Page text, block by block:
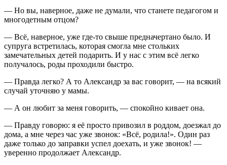
— Но вы, наверное, даже не думали, что станете педагогом и
многодетным отцом?
— Всё, наверное, уже где-то свыше предначертано было. И
супруга встретилась, которая смогла мне стольких
замечательных детей подарить. И у нас с этим всё легко
получалось, роды проходили быстро.
— Правда легко? А то Александр за вас говорит, — на всякий
случай уточняю у мамы.
— А он любит за меня говорить, — спокойно кивает она.
— Правду говорю: я её просто привозил в роддом, доезжал до
дома, а мне через час уже звонок: «Всё, родила!». Один раз
даже только до заправки успел доехать, и уже звонок! —
уверенно продолжает Александр.